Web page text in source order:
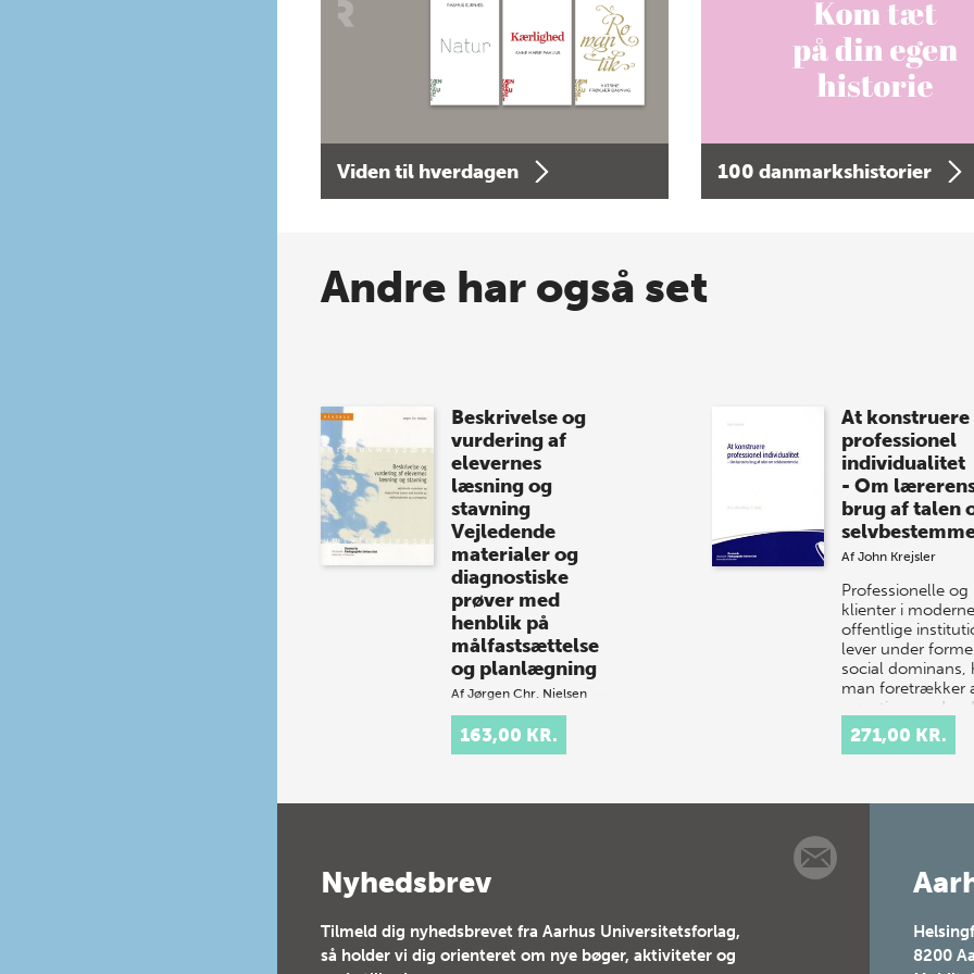
Viden til hverdagen 100 danmarkshistorier
Andre har også set
Beskrivelse og
vurdering af
elevernes
læsning og
stavning
Vejledende
materialer og
diagnostiske
prøver med
henblik på
målfastsættelse
og planlægning
Af Jørgen Chr. Nielsen
Et nødvendigt
grundlag for en god
stavning er, at
standp…
163,00 KR.
At konstruere
professionel
individualitet
- Om
brug af talen
Af John Krejsler
Professionelle og
klienter i moderne
offentlige
lever under
social dominans,
man foretrækker
gøre ting med
sted…
271,00 KR.
Nyhedsbrev
Tilmeld dig nyhedsbrevet fra Aarhus Universitetsforlag,
så holder vi dig orienteret om nye bøger, aktiviteter og
8200